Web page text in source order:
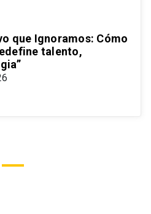
que Ignoramos: Cómo
talento,